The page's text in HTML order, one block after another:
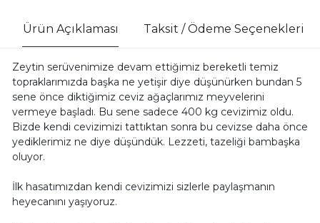
Ürün Açıklaması Taksit / Ödeme Seçenekleri
Zeytin serüvenimize devam ettiğimiz bereketli temiz
topraklarımızda başka ne yetişir diye düşünürken bundan 5
sene önce diktiğimiz ceviz ağaçlarımız meyvelerini
vermeye başladı. Bu sene sadece 400 kg cevizimiz oldu.
Bizde kendi cevizimizi tattıktan sonra bu cevizse daha önce
yediklerimiz ne diye düşündük. Lezzeti, tazeliği bambaşka
oluyor.
İlk hasatımızdan kendi cevizimizi sizlerle paylaşmanın
heyecanını yaşıyoruz.